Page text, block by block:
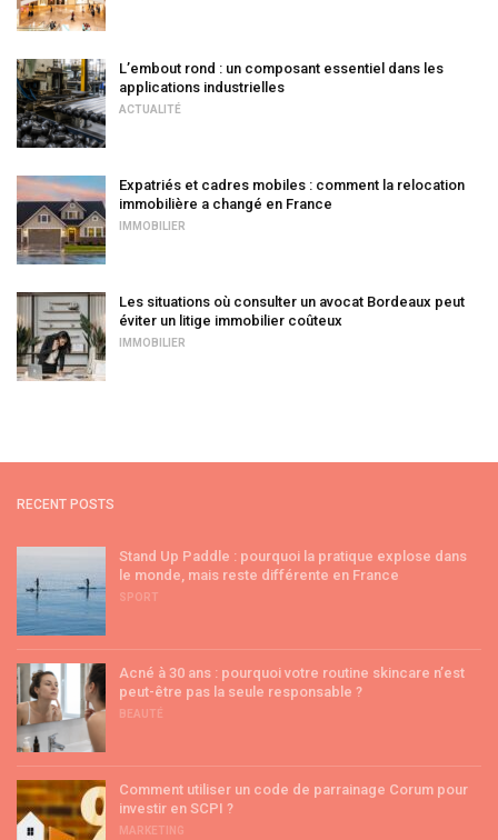
L’embout rond : un composant essentiel dans les
applications industrielles
ACTUALITÉ
Expatriés et cadres mobiles : comment la relocation
immobilière a changé en France
IMMOBILIER
Les situations où consulter un avocat Bordeaux peut
éviter un litige immobilier coûteux
IMMOBILIER
RECENT POSTS
Stand Up Paddle : pourquoi la pratique explose dans
le monde, mais reste différente en France
SPORT
Acné à 30 ans : pourquoi votre routine skincare n’est
peut-être pas la seule responsable ?
BEAUTÉ
Comment utiliser un code de parrainage Corum pour
investir en SCPI ?
MARKETING